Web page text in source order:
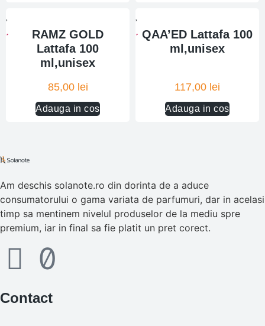
RAMZ GOLD
Lattafa 100
ml,unisex
85,00 lei
Adauga in cos
QAA’ED Lattafa 100
ml,unisex
117,00 lei
Adauga in cos
Am deschis solanote.ro din dorinta de a aduce
consumatorului o gama variata de parfumuri, dar in acelasi
timp sa mentinem nivelul produselor de la mediu spre
premium, iar in final sa fie platit un pret corect.
Contact